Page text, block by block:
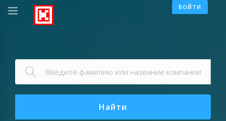
ВОЙТИ
Найти